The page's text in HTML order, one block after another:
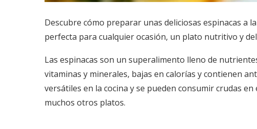
Descubre cómo preparar unas deliciosas espinacas a
perfecta para cualquier ocasión, un plato nutritivo y
Las espinacas son un superalimento lleno de
vitaminas y minerales, bajas en calorías y contienen
versátiles en la cocina y se pueden consumir crudas
muchos otros platos.